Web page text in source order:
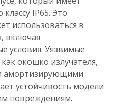
IP65. Это
использоваться в
включая
условия. Уязвимые
окошко излучателя,
амортизирующими
устойчивость модели
повреждениям.